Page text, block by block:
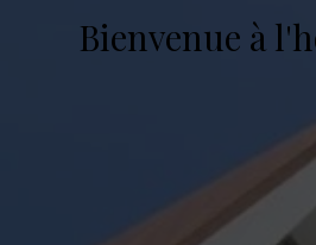
Bienvenue à